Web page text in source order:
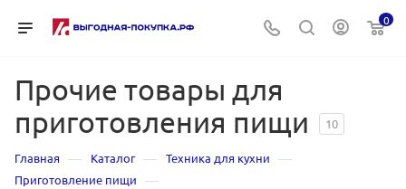
0
Прочие товары для
приготовления пищи
10
Главная — Каталог — Техника для кухни —
Приготовление пищи —